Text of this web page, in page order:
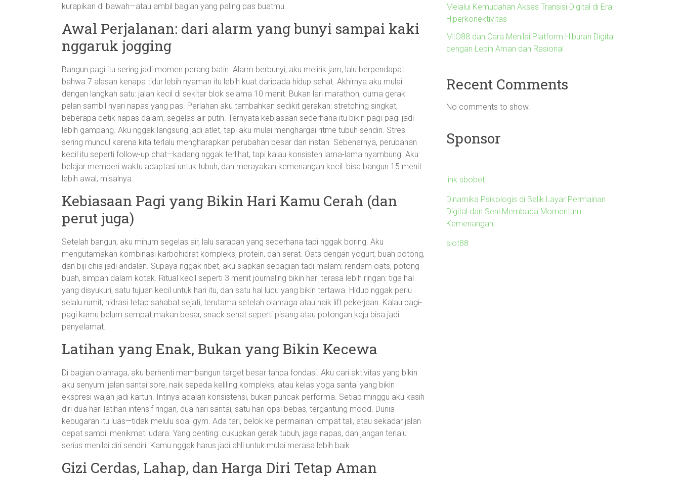
kurapikan di bawah—atau ambil bagian yang paling pas buatmu.
Awal Perjalanan: dari alarm yang bunyi sampai kaki
nggaruk jogging
Bangun pagi itu sering jadi momen perang batin. Alarm berbunyi, aku melirik jam, lalu berpendapat
bahwa 7 alasan kenapa tidur lebih nyaman itu lebih kuat daripada hidup sehat. Akhirnya aku mulai
dengan langkah satu: jalan kecil di sekitar blok selama 10 menit. Bukan lari marathon, cuma gerak
pelan sambil nyari napas yang pas. Perlahan aku tambahkan sedikit gerakan: stretching singkat,
beberapa detik napas dalam, segelas air putih. Ternyata kebiasaan sederhana itu bikin pagi-pagi jadi
lebih gampang. Aku nggak langsung jadi atlet, tapi aku mulai menghargai ritme tubuh sendiri. Stres
sering muncul karena kita terlalu mengharapkan perubahan besar dan instan. Sebenarnya, perubahan
kecil itu seperti follow-up chat—kadang nggak terlihat, tapi kalau konsisten lama-lama nyambung. Aku
belajar memberi waktu adaptasi untuk tubuh, dan merayakan kemenangan kecil: bisa bangun 15 menit
lebih awal, misalnya.
Kebiasaan Pagi yang Bikin Hari Kamu Cerah (dan
perut juga)
Setelah bangun, aku minum segelas air, lalu sarapan yang sederhana tapi nggak boring. Aku
mengutamakan kombinasi karbohidrat kompleks, protein, dan serat. Oats dengan yogurt, buah potong,
dan biji chia jadi andalan. Supaya nggak ribet, aku siapkan sebagian tadi malam: rendam oats, potong
buah, simpan dalam kotak. Ritual kecil seperti 3 menit journaling bikin hari terasa lebih ringan: tiga hal
yang disyukuri, satu tujuan kecil untuk hari itu, dan satu hal lucu yang bikin tertawa. Hidup nggak perlu
selalu rumit; hidrasi tetap sahabat sejati, terutama setelah olahraga atau naik lift pekerjaan. Kalau pagi-
pagi kamu belum sempat makan besar, snack sehat seperti pisang atau potongan keju bisa jadi
penyelamat.
Latihan yang Enak, Bukan yang Bikin Kecewa
Di bagian olahraga, aku berhenti membangun target besar tanpa fondasi. Aku cari aktivitas yang bikin
aku senyum: jalan santai sore, naik sepeda keliling kompleks, atau kelas yoga santai yang bikin
ekspresi wajah jadi kartun. Intinya adalah konsistensi, bukan puncak performa. Setiap minggu aku kasih
diri dua hari latihan intensif ringan, dua hari santai, satu hari opsi bebas, tergantung mood. Dunia
kebugaran itu luas—tidak melulu soal gym. Ada tari, belok ke permainan lompat tali, atau sekadar jalan
cepat sambil menikmati udara. Yang penting: cukupkan gerak tubuh, jaga napas, dan jangan terlalu
serius menilai diri sendiri. Kamu nggak harus jadi ahli untuk mulai merasa lebih baik.
Gizi Cerdas, Lahap, dan Harga Diri Tetap Aman
Melalui Kemudahan Akses Transisi Digital di Era
Hiperkonektivitas
MIO88 dan Cara Menilai Platform Hiburan Digital
dengan Lebih Aman dan Rasional
Recent Comments
No comments to show.
Sponsor
link sbobet
Dinamika Psikologis di Balik Layar Permainan
Digital dan Seni Membaca Momentum
Kemenangan
slot88